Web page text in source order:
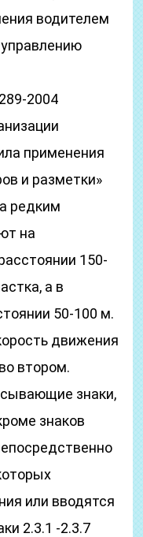
водителем
2004
применения
и разметки»
редким
на
150-
а в
50-100 м.
движения
втором.
знаки,
знаков
или вводятся
2.3.1 -2.3.7